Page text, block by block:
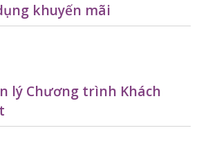
khuyến mãi
lý Chương trình Khách